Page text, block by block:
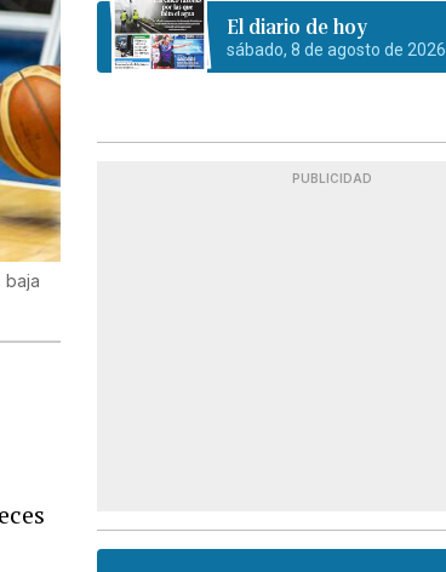
baja
El diario de hoy
sábado, 8 de agosto de 2026
PUBLICIDAD